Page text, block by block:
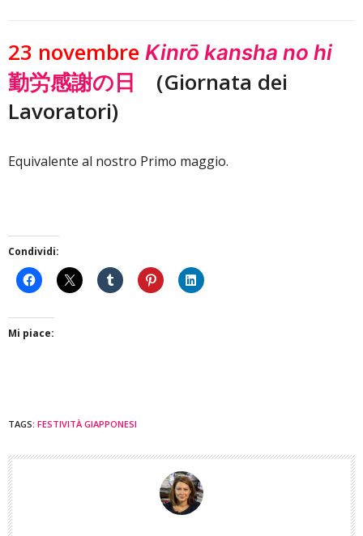
23 novembre Kinrō kansha no hi
勤労感謝の日 (Giornata dei
Lavoratori)
Equivalente al nostro Primo maggio.
Condividi:
Mi piace:
TAGS: FESTIVITÀ GIAPPONESI